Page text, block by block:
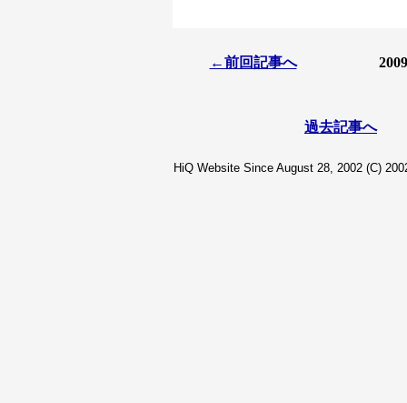
←前回記事へ
過去記事へ
HiQ Website Since August 28, 2002 (C)